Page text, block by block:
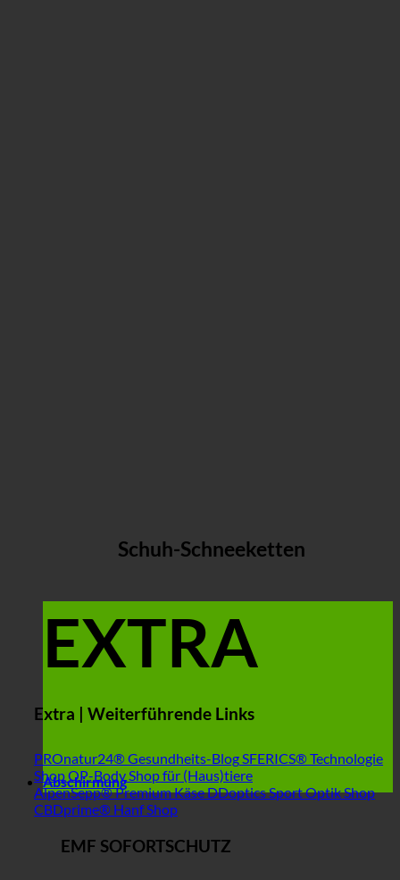
Schuh-Schneeketten
EXTRA
Extra | Weiterführende Links
PROnatur24® Gesundheits-Blog SFERICS® Technologie
ShopOP-Body Shop für (Haus)tiere
AlpenSepp® Premium KäseDDoptics Sport Optik Shop
CBDprime® Hanf Shop
Abschirmung
EMF SOFORTSCHUTZ